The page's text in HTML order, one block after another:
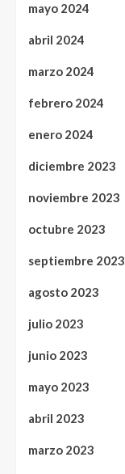
mayo 2024
abril 2024
marzo 2024
febrero 2024
enero 2024
diciembre 2023
noviembre 2023
octubre 2023
septiembre 2023
agosto 2023
julio 2023
junio 2023
mayo 2023
abril 2023
marzo 2023